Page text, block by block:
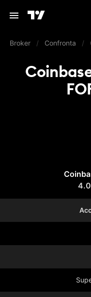
Broker / Confronta /
4.0